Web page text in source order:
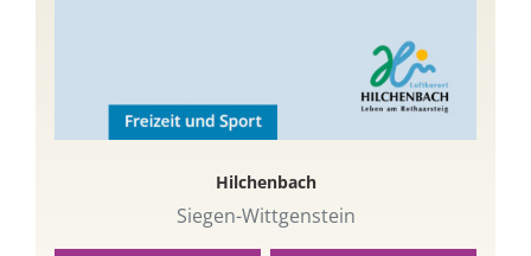
Hilchenbach
Siegen-Wittgenstein